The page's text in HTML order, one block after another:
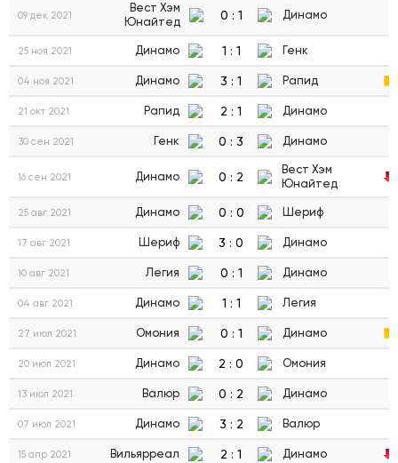
09 дек 2021
Вест Хэм
Юнайтед
0 : 1 Динамо
25 ноя 2021 Динамо 1 : 1 Генк
04 ноя 2021 Динамо 3 : 1 Рапид
21 окт 2021 Рапид 2 : 1 Динамо
30 сен 2021 Генк 0 : 3 Динамо
16 сен 2021 Динамо 0 : 2
Вест Хэм
Юнайтед
25 авг 2021 Динамо 0 : 0 Шериф
17 авг 2021 Шериф 3 : 0 Динамо
10 авг 2021 Легия 0 : 1 Динамо
04 авг 2021 Динамо 1 : 1 Легия
27 июл 2021 Омония 0 : 1 Динамо
20 июл 2021 Динамо 2 : 0 Омония
13 июл 2021 Валюр 0 : 2 Динамо
07 июл 2021 Динамо 3 : 2 Валюр
15 апр 2021 Вильярреал 2 : 1 Динамо